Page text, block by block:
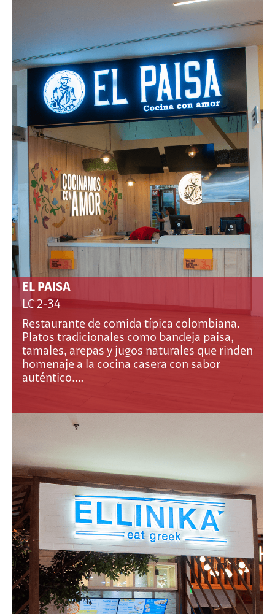
EL PAISA
LC 2-34
Restaurante de comida típica colombiana.
Platos tradicionales como bandeja paisa,
tamales, arepas y jugos naturales que rinden
homenaje a la cocina casera con sabor
auténtico.…